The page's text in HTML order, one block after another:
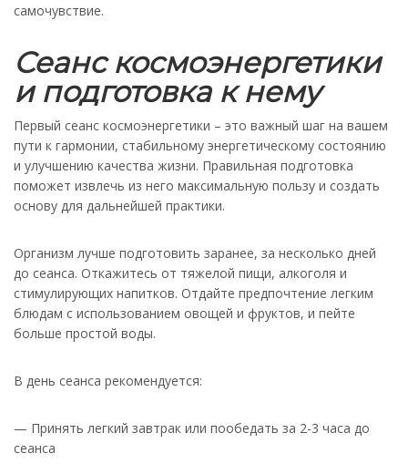
самочувствие.
Сеанс космоэнергетики
и подготовка к нему
Первый сеанс космоэнергетики – это важный шаг на вашем
пути к гармонии, стабильному энергетическому состоянию
и улучшению качества жизни. Правильная подготовка
поможет извлечь из него максимальную пользу и создать
основу для дальнейшей практики.
Организм лучше подготовить заранее, за несколько дней
до сеанса. Откажитесь от тяжелой пищи, алкоголя и
стимулирующих напитков. Отдайте предпочтение легким
блюдам с использованием овощей и фруктов, и пейте
больше простой воды.
В день сеанса рекомендуется:
— Принять легкий завтрак или пообедать за 2-3 часа до
сеанса